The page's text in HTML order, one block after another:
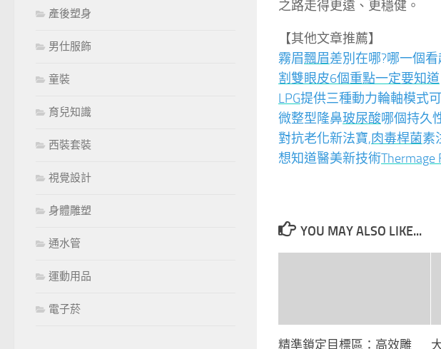
之路走得更遠、更穩健。
【其他文章推薦】
霧眉飄眉差別在哪?哪一個
割雙眼皮6個重點一定要知道
LPG提供三種動力輪軸模式
微整型隆鼻玻尿酸哪個持久
對抗老化新法寶,肉毒桿菌素
想知道醫美新技術Thermage
YOU MAY ALSO LIKE...
精準鎖定目標區：高效雕
產後塑身
男仕服飾
童裝
育兒知識
西裝套裝
視覺設計
身體雕塑
通水管
運動用品
電子菸